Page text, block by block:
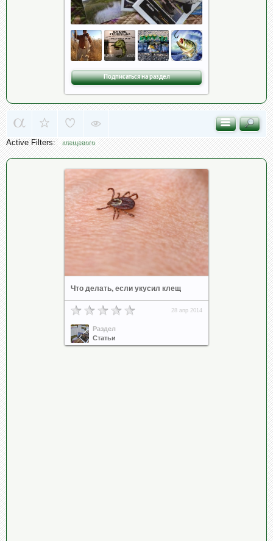
Подписаться на раздел
Active Filters: клещевого
Что делать, если укусил клещ
28 апр 2014
Раздел
Статьи